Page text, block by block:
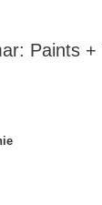
Paints +